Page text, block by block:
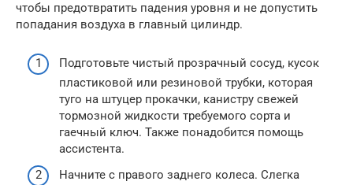
чтобы предотвратить падения уровня и не допустить
попадания воздуха в главный цилиндр.
Подготовьте чистый прозрачный сосуд, кусок
пластиковой или резиновой трубки, которая
туго на штуцер прокачки, канистру свежей
тормозной жидкости требуемого сорта и
гаечный ключ. Также понадобится помощь
ассистента.
Начните с правого заднего колеса. Слегка